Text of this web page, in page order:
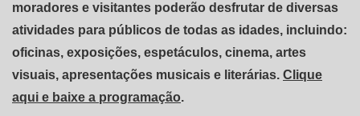
moradores e visitantes poderão desfrutar de diversas
atividades para públicos de todas as idades, incluindo:
oficinas, exposições, espetáculos, cinema, artes
visuais, apresentações musicais e literárias. Clique
aqui e baixe a programação.